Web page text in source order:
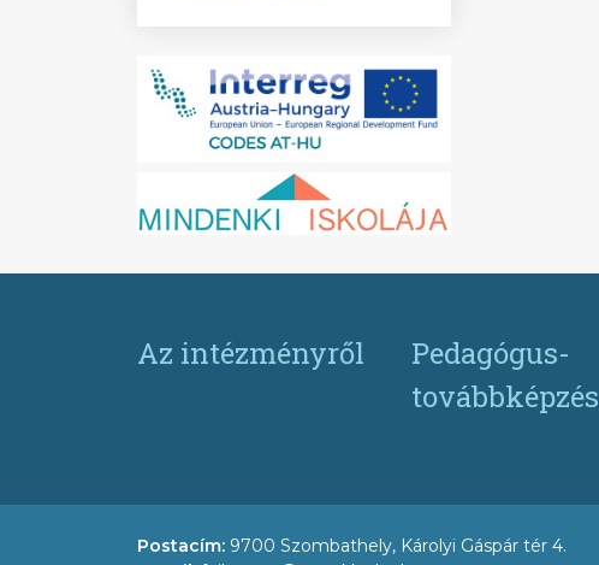
Az intézményről
Pedagógus-
továbbképzés
Postacím: 9700 Szombathely, Károlyi Gáspár tér 4.